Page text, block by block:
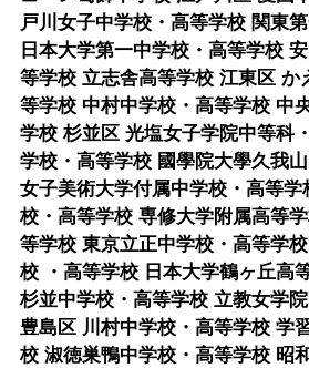
戸川女子中学校・高等学校 関東
日本大学第一中学校・高等学校
等学校 立志舎高等学校 江東区 か
等学校 中村中学校・高等学校 中
学校 杉並区 光塩女子学院中等科
学校・高等学校 國學院大學久我
女子美術大学付属中学校・高等
校・高等学校 専修大学附属高等
等学校 東京立正中学校・高等学
校 ・高等学校 日本大学鶴ヶ丘高
杉並中学校・高等学校 立教女学
豊島区 川村中学校・高等学校 学
校 淑徳巣鴨中学校・高等学校 昭